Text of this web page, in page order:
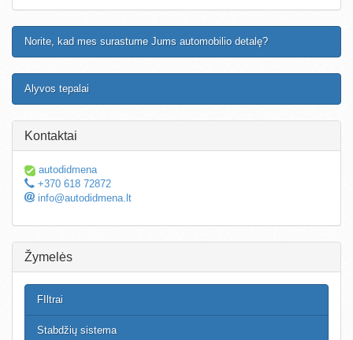
Norite, kad mes surastume Jums automobilio detalę?
Alyvos tepalai
Kontaktai
autodidmena
+370 618 72872
info@autodidmena.lt
Žymelės
FIltrai
Stabdžių sistema